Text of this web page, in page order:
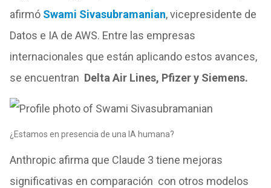
afirmó Swami Sivasubramanian, vicepresidente de
Datos e IA de AWS. Entre las empresas
internacionales que están aplicando estos avances,
se encuentran Delta Air Lines, Pfizer y Siemens.
¿Estamos en presencia de una IA humana?
Anthropic afirma que Claude 3 tiene mejoras
significativas en comparación con otros modelos